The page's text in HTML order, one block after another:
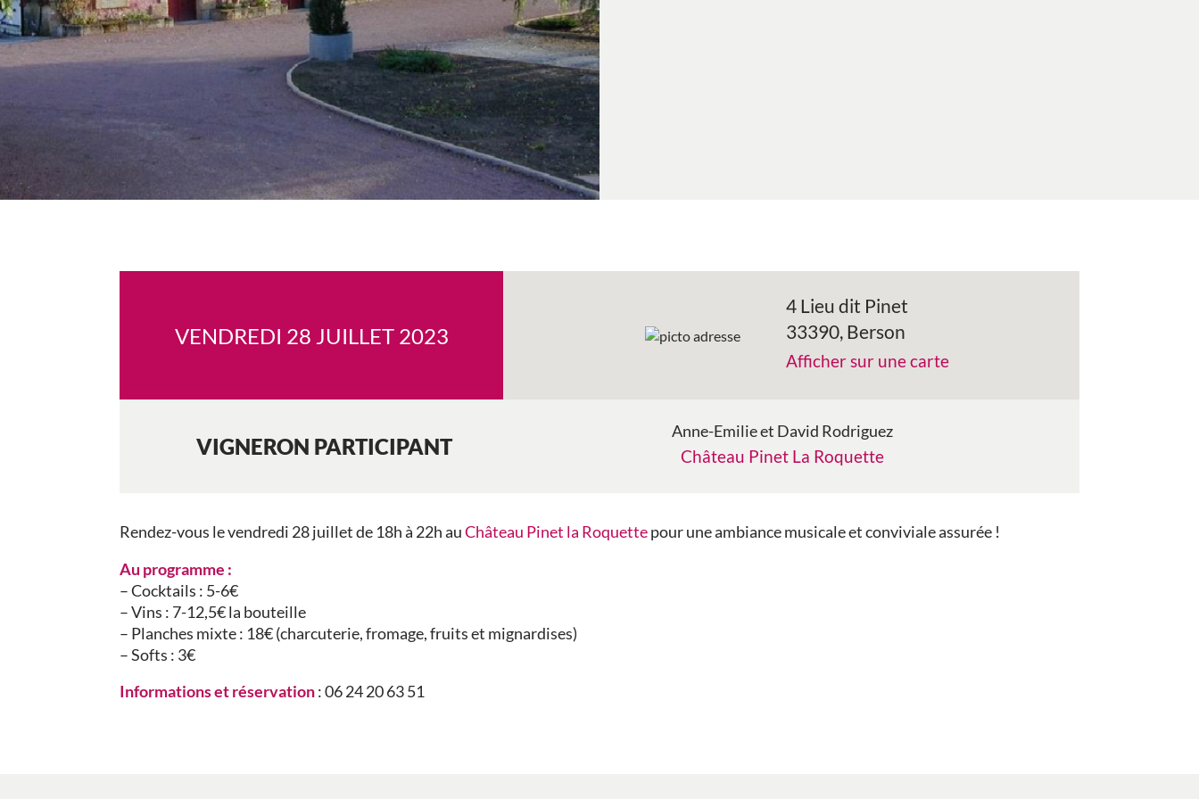
VENDREDI 28 JUILLET 2023
4 Lieu dit Pinet
33390, Berson
Afficher sur une carte
VIGNERON PARTICIPANT
Anne-Emilie et David Rodriguez
Château Pinet La Roquette
Rendez-vous le vendredi 28 juillet de 18h à 22h auChâteau Pinet la Roquettepour une ambiance musicale et conviviale assurée !
Au programme :
– Cocktails : 5-6€
– Vins : 7-12,5€ la bouteille
– Planches mixte : 18€ (charcuterie, fromage, fruits et mignardises)
– Softs : 3€
Informations et réservation: 06 24 20 63 51